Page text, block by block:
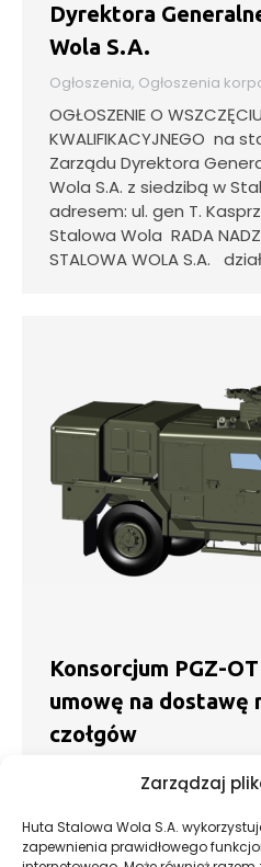
Zarządzaj
Huta Stalowa Wola S.A.
zapewnienia prawidłowego
Dyrektora
Wola S.A.
Ogłoszenia, Ogłoszenia
OGŁOSZENIE O
KWALIFIKACYJNEGO na
Zarządu Dyrektora
Wola S.A. z siedzibą w
adresem: ul. gen T.
Stalowa Wola RADA
STALOWA WOLA S.A.
Konsorcjum PGZ-
umowę na dostawę
czołgów
ramową na dostawę
bateryjnych modułów